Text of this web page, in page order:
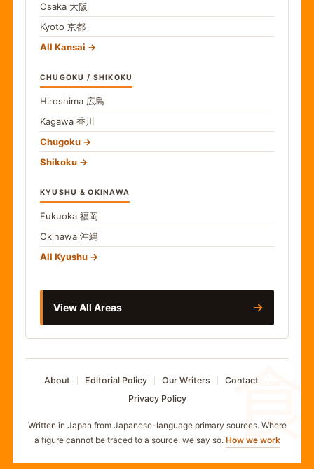
食
Osaka 大阪
Kyoto 京都
All Kansai
CHUGOKU / SHIKOKU
Hiroshima 広島
Kagawa 香川
Chugoku
Shikoku
KYUSHU & OKINAWA
Fukuoka 福岡
Okinawa 沖縄
All Kyushu
View All Areas →
About Editorial Policy Our Writers
Contact
Privacy Policy
Written in Japan from Japanese-language primary sources. Where
a figure cannot be traced to a source, we say so. How we work